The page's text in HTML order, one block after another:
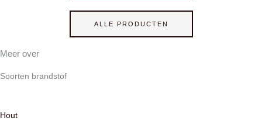
ALLE PRODUCTEN
Meer over
Soorten brandstof
Hout